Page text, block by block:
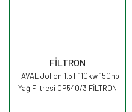
FİLTRON
HAVAL Jolion 1.5T 110kw 150hp
Yağ Filtresi OP540/3 FİLTRON